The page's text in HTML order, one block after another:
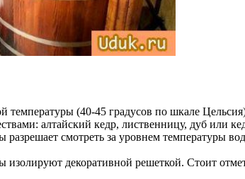
температуры (40-45 градусов по шкале
алтайский кедр, лиственницу, дуб или
смотреть за уровнем температуры
декоративной решеткой. Стоит